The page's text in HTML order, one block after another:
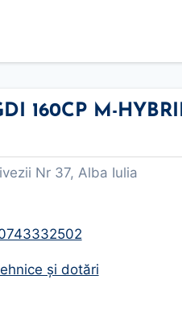
160CP M-
Nr 37, Alba Iulia
și dotări